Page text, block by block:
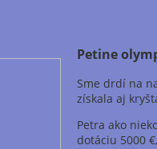
Petine
Sme drdí na
získala aj
Petra ako
dotáciu 5000